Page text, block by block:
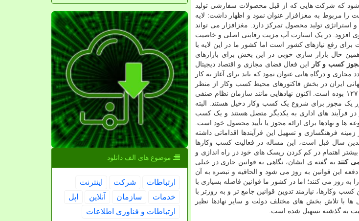
که شرکت هایی که از قبل محصولات سفارشی تولید
مربوط به مغزافزار عنوان نمود و اظهار داشت: لایه
تولید محصول تمرکز دارد. مغزافزار می تواند
افزود: در یک استارت آپ مزیت رقابتی اصلی و خاصیت
رفع نیازهای کشور است اما کشور ما در این لایه با
حال بازار سازی خوبی در این بخش برای بازارهای
کسب و کار
این فعال فضای مجازی و اقتصاد دیجیتال
و درگاه هایی عنوان نمود که باید برای آغاز به کار
ایران در بخش فاکتورهای محیط کسب وکار از منظر
بانک جهانی بالای ۱۰۰ است. در گزارش سال ۲۰۲۰ این عدد و شاخص برای کشورمان ۱۲۷ بوده است. اکنون نهادهایی مانند سازمان نظام صنفی
یک مجوز برای شروع یک کسب وکار دخیل هستند. البته
در فرآیند های اداری به یکدیگر متصل هستند و یک کسب
ها و نهادها برای ارائه مجوز یا تأیید محصول خود است.
فرهنگسازی و تسهیل این فرآیندها اقداماتی داشته
سال قبل است، این مساله در فعالیت کسب وکارها
اهتمام در کم کردن ریسک های خود در راه اندازی و
کنند به گفته ی ایشان، نگاهی به قوانین جاری در خیلی
در رابطه با فضای مجازی نشان میدهد که هر ۳ تا ۴ سال یک دفعه این قوانین به روز می شود و الحاقیه و تبصره به آن
به روز می کنند؛ اما در کشور ما قوانین فاصله بسیاری با
نیازمند تدوین قوانین جامع تر و به روزتر با
ها با تلاش بخش های مختلف دولت و سایر نهادها نظیر
به گذشته تسهیل شده است.
موضوع های الف دانلود
ارتباطات شركت
اینترنت
خدمات
سازمان آنلاین
اپل
ارتباطات و فناوری اطلاعات